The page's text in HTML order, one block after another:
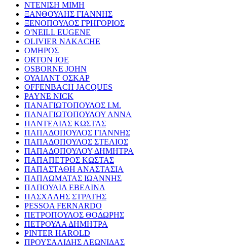
ΝΤΕΝΙΣΗ ΜΙΜΗ
ΞΑΝΘΟΥΛΗΣ ΓΙΑΝΝΗΣ
ΞΕΝΟΠΟΥΛΟΣ ΓΡΗΓΟΡΙΟΣ
O'NEILL EUGENE
OLIVIER NAKACHE
ΟΜΗΡΟΣ
ORTON JOE
OSBORNE JOHN
ΟΥΑΙΛΝΤ ΟΣΚΑΡ
OFFENBACH JACQUES
PAYNE NICK
ΠΑΝΑΓΙΩΤΟΠΟΥΛΟΣ Ι.Μ.
ΠΑΝΑΓΙΩΤΟΠΟΥΛΟΥ ΑΝΝΑ
ΠΑΝΤΕΛΙΑΣ ΚΩΣΤΑΣ
ΠΑΠΑΔΟΠΟΥΛΟΣ ΓΙΑΝΝΗΣ
ΠΑΠΑΔΟΠΟΥΛΟΣ ΣΤΕΛΙΟΣ
ΠΑΠΑΔΟΠΟΥΛΟΥ ΔΗΜΗΤΡΑ
ΠΑΠΑΠΕΤΡΟΣ ΚΩΣΤΑΣ
ΠΑΠΑΣΤΑΘΗ ΑΝΑΣΤΑΣΙΑ
ΠΑΠΛΩΜΑΤΑΣ ΙΩΑΝΝΗΣ
ΠΑΠΟΥΛΙΑ ΕΒΕΛΙΝΑ
ΠΑΣΧΑΛΗΣ ΣΤΡΑΤΗΣ
PESSOA FERNARDO
ΠΕΤΡΟΠΟΥΛΟΣ ΘΟΔΩΡΗΣ
ΠΕΤΡΟΥΛΑ ΔΗΜΗΤΡΑ
PINTER HAROLD
ΠΡΟΥΣΑΛΙΔΗΣ ΛΕΩΝΙΔΑΣ